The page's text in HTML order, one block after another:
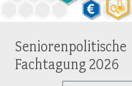
Seniorenpolitische
Fachtagung 2026